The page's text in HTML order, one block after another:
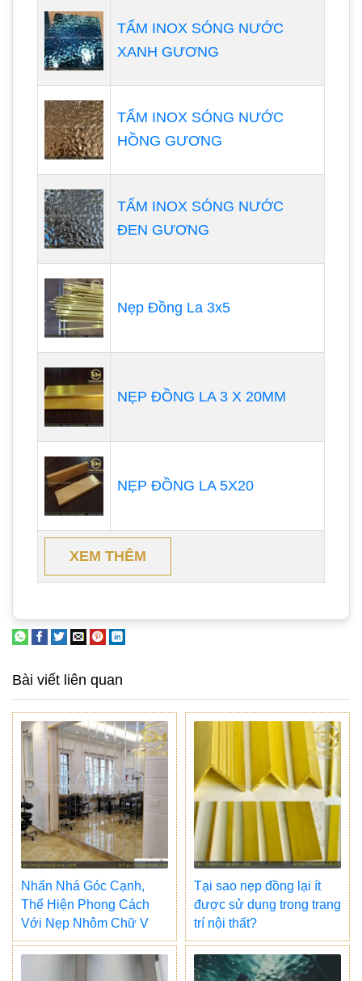
TẤM INOX SÓNG NƯỚC
XANH GƯƠNG
TẤM INOX SÓNG NƯỚC
HỒNG GƯƠNG
TẤM INOX SÓNG NƯỚC
ĐEN GƯƠNG
Nẹp Đồng La 3x5
NẸP ĐỒNG LA 3 X 20MM
NẸP ĐỒNG LA 5X20
XEM THÊM
Bài viết liên quan
Nhấn Nhá Góc Cạnh,
Thể Hiện Phong Cách
Với Nẹp Nhôm Chữ V
Tại sao nẹp đồng lại ít
được sử dụng trong trang
trí nội thất?